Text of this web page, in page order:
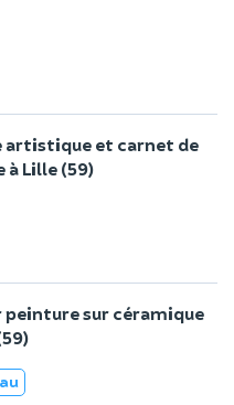
artistique et carnet de
à Lille (59)
sur céramique